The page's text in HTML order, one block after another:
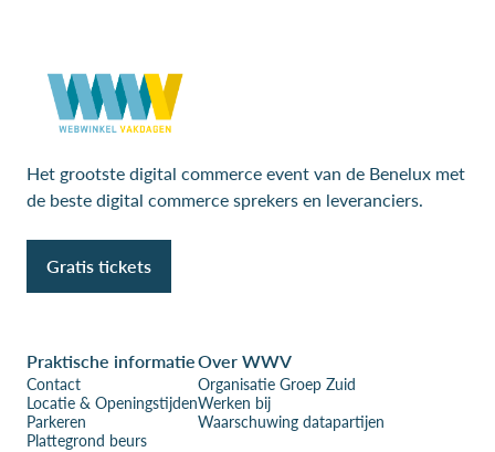
Het grootste digital commerce event van de Benelux met
de beste digital commerce sprekers en leveranciers.
Gratis tickets
Praktische informatie
Contact
Locatie & Openingstijden
Parkeren
Plattegrond beurs
Over WWV
Organisatie Groep Zuid
Werken bij
Waarschuwing datapartijen